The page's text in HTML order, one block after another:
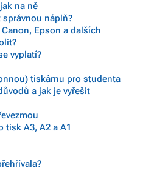
na ně
správnou náplň?
Epson a dalších
vyplatí?
tiskárnu pro studenta
a jak je vyřešit
tisk A3, A2 a A1